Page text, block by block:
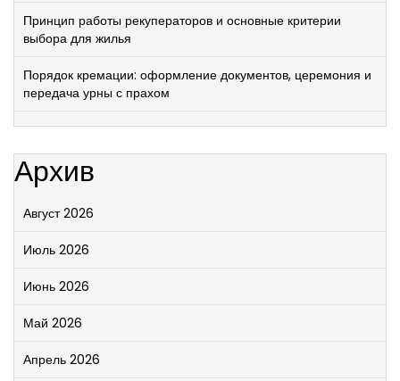
Принцип работы рекуператоров и основные критерии
выбора для жилья
Порядок кремации: оформление документов, церемония и
передача урны с прахом
Архив
Август 2026
Июль 2026
Июнь 2026
Май 2026
Апрель 2026